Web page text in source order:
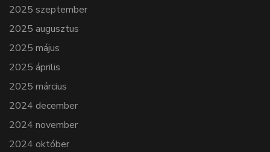
2025 szeptember
2025 augusztus
2025 május
2025 április
2025 március
2024 december
2024 november
2024 október